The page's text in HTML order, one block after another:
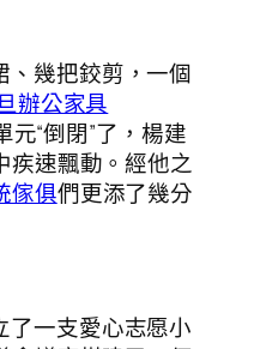
、幾把鉸剪，一個
辦公家具
“倒閉”了，楊建
疾速飄動。經他之
傢俱們更添了幾分
了一支愛心志愿小